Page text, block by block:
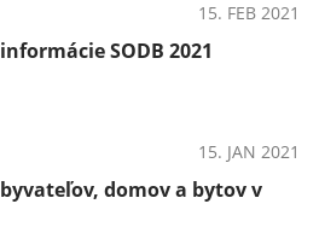
15. FEB 2021
SODB 2021
15. JAN 2021
domov a bytov v